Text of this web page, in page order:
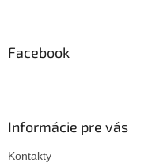
Facebook
Informácie pre vás
Kontakty